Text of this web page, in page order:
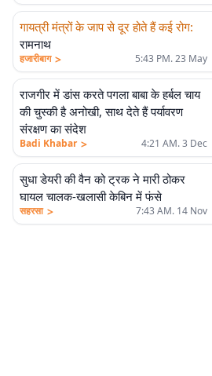
गायत्री मंत्रों के जाप से दूर होते हैं कई रोग:
रामनाथ
हजारीबाग > 5:43 PM. 23 May
राजगीर में डांस करते पगला बाबा के हर्बल चाय
की चुस्की है अनोखी, साथ देते हैं पर्यावरण
संरक्षण का संदेश
Badi Khabar > 4:21 AM. 3 Dec
सुधा डेयरी की वैन को ट्रक ने मारी ठोकर
घायल चालक-खलासी केबिन में फंसे
सहरसा > 7:43 AM. 14 Nov